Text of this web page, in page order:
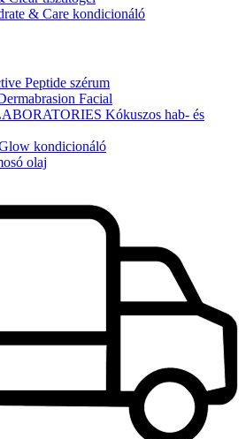
& Care kondicionáló
Peptide szérum
Facial
Kókuszos hab- és
kondicionáló
olaj